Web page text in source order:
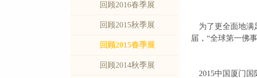
回顾2016春季展
回顾2015秋季展
回顾2015春季展
回顾2014秋季展
为了更全面地满
届，“全球第一佛
2015中国厦门国